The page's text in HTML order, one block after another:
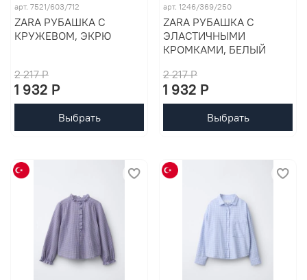
арт. 7521/603/712
ZARA РУБАШКА С
КРУЖЕВОМ, ЭКРЮ
2 217 P
1 932 P
Выбрать
арт. 1246/369/250
ZARA РУБАШКА С
ЭЛАСТИЧНЫМИ
КРОМКАМИ, БЕЛЫЙ
2 217 P
1 932 P
Выбрать